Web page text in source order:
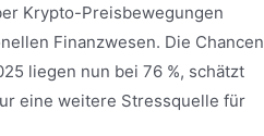
Krypto-Preisbewegungen
Finanzwesen. Die Chancen
liegen nun bei 76 %, schätzt
eine weitere Stressquelle für